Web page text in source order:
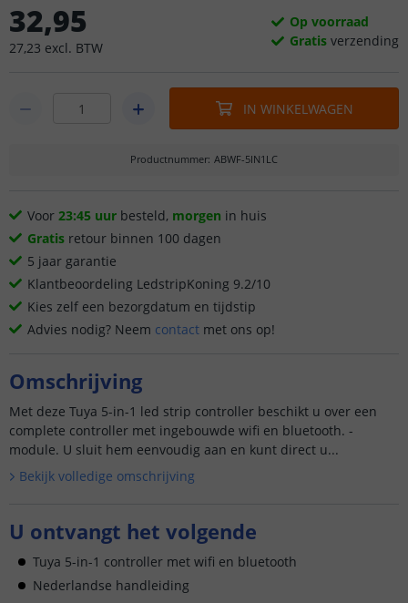
32,95
27,23 excl. BTW
Op voorraad
Gratis verzending
IN WINKELWAGEN
Productnummer: ABWF-5IN1LC
Voor 23:45 uur besteld, morgen in huis
Gratis retour binnen 100 dagen
5 jaar garantie
Klantbeoordeling LedstripKoning 9.2/10
Kies zelf een bezorgdatum en tijdstip
Advies nodig? Neem contact met ons op!
Omschrijving
Met deze Tuya 5-in-1 led strip controller beschikt u over een
complete controller met ingebouwde wifi en bluetooth. -
module. U sluit hem eenvoudig aan en kunt direct u...
Bekijk volledige omschrijving
U ontvangt het volgende
Tuya 5-in-1 controller met wifi en bluetooth
Nederlandse handleiding